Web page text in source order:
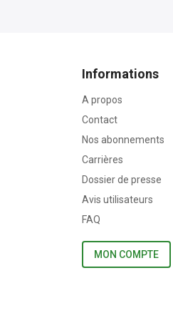
Informations
A propos
Contact
Nos abonnements
Carrières
Dossier de presse
Avis utilisateurs
FAQ
MON COMPTE